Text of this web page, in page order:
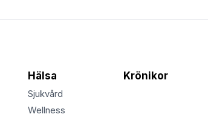
Hälsa
Sjukvård
Wellness
Krönikor